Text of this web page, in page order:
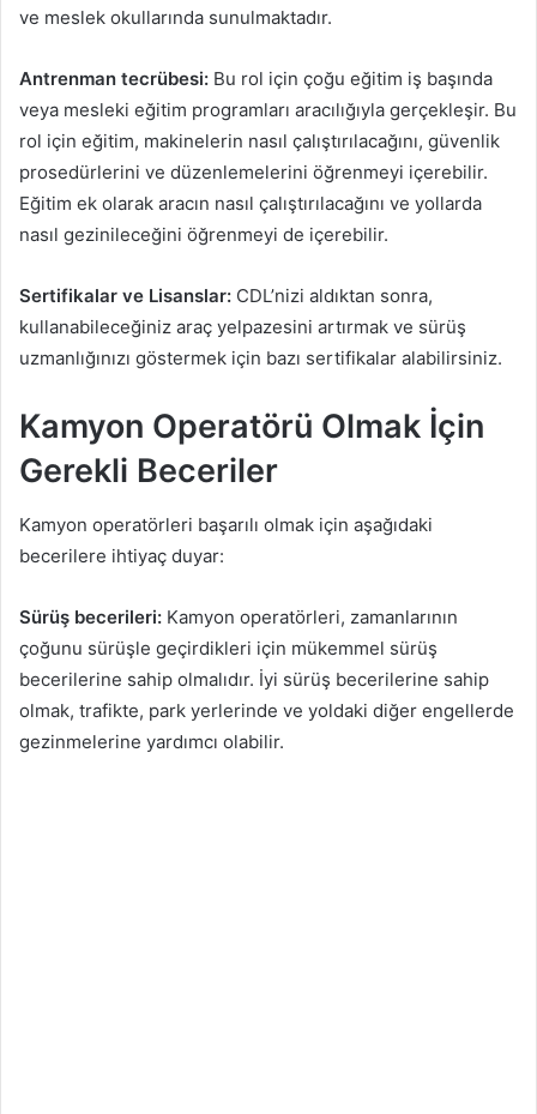
ve meslek okullarında sunulmaktadır.
Antrenman tecrübesi: Bu rol için çoğu eğitim iş başında
veya mesleki eğitim programları aracılığıyla gerçekleşir. Bu
rol için eğitim, makinelerin nasıl çalıştırılacağını, güvenlik
prosedürlerini ve düzenlemelerini öğrenmeyi içerebilir.
Eğitim ek olarak aracın nasıl çalıştırılacağını ve yollarda
nasıl gezinileceğini öğrenmeyi de içerebilir.
Sertifikalar ve Lisanslar: CDL’nizi aldıktan sonra,
kullanabileceğiniz araç yelpazesini artırmak ve sürüş
uzmanlığınızı göstermek için bazı sertifikalar alabilirsiniz.
Kamyon Operatörü Olmak İçin
Gerekli Beceriler
Kamyon operatörleri başarılı olmak için aşağıdaki
becerilere ihtiyaç duyar:
Sürüş becerileri: Kamyon operatörleri, zamanlarının
çoğunu sürüşle geçirdikleri için mükemmel sürüş
becerilerine sahip olmalıdır. İyi sürüş becerilerine sahip
olmak, trafikte, park yerlerinde ve yoldaki diğer engellerde
gezinmelerine yardımcı olabilir.